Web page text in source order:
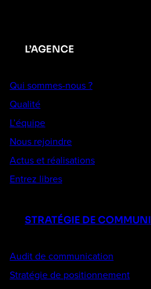
L’AGENCE
Qui sommes-nous ?
Qualité
L’équipe
Nous rejoindre
Actus et réalisations
Entrez libres
STRATÉGIE DE
Audit de communication
Stratégie de positionnement